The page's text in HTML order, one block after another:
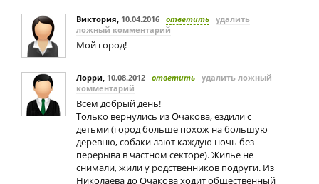
Виктория, 10.04.2016 ответить удалить
ложный комментарий
Мой город!
Лорри, 10.08.2012 ответить удалить ложный
комментарий
Всем добрый день!
Только вернулись из Очакова, ездили с
детьми (город больше похож на большую
деревню, собаки лают каждую ночь без
перерыва в частном секторе). Жилье не
снимали, жили у родственников подруги. Из
Николаева до Очакова ходит общественный